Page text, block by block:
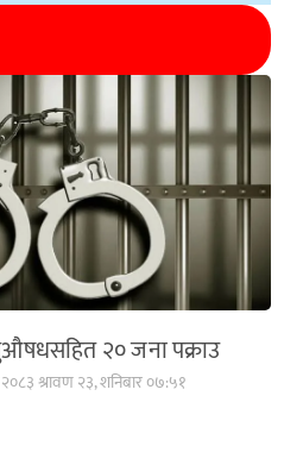
२० जना पक्राउ
२०८३ श्रावण २३, शनिबार ०७:५१